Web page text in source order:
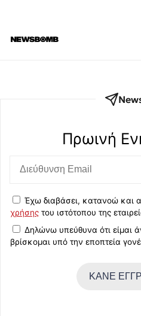
Πρωινή
Έχω διαβάσει, κατανοώ και
χρήσης του ιστότοπου της
Δηλώνω υπεύθυνα ότι είμαι
βρίσκομαι υπό την εποπτεία
ΚΑΝΕ